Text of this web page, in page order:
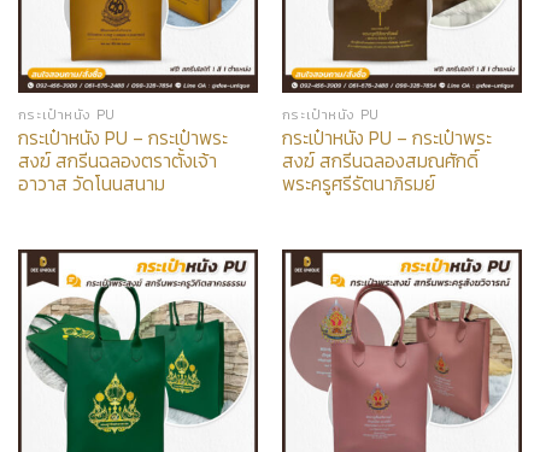
กระเป๋าหนัง PU
กระเป๋าหนัง PU – กระเป๋าพระ
สงฆ์ สกรีนฉลองตราตั้งเจ้า
อาวาส วัดโนนสนาม
กระเป๋าหนัง PU
กระเป๋าหนัง PU – กระเป๋าพระ
สงฆ์ สกรีนฉลองสมณศักดิ์
พระครูศรีรัตนาภิรมย์